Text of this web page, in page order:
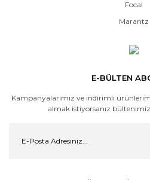
Focal
Marantz
E-BÜLTEN
Kampanyalarımız ve indirimli
almak istiyorsanız